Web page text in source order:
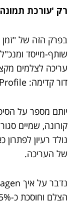
רק 'עורכת
בפרק הזה של "זמן
עריכה לצלמים
דור קדימה: Personalized AI Profile.
יותם מספר על
קורונה, שמיים
נולד רעיון
של העריכה.